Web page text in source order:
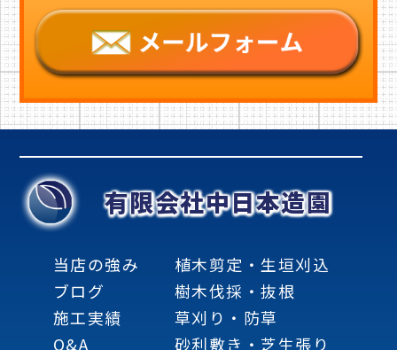
有限会社中日本造園
当店の強み
ブログ
施工実績
Q&A
植木剪定・生垣刈込
樹木伐採・抜根
草刈り・防草
砂利敷き・芝生張り